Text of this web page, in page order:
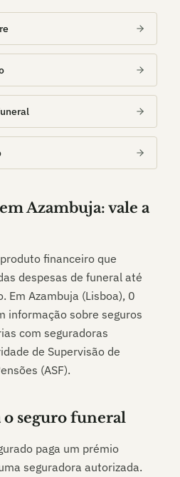
Azambuja: vale a
financeiro que
despesas de funeral até
Em Azambuja (Lisboa), 0
informação sobre seguros
com seguradoras
de Supervisão de
(ASF).
seguro funeral
paga um prémio
seguradora autorizada.